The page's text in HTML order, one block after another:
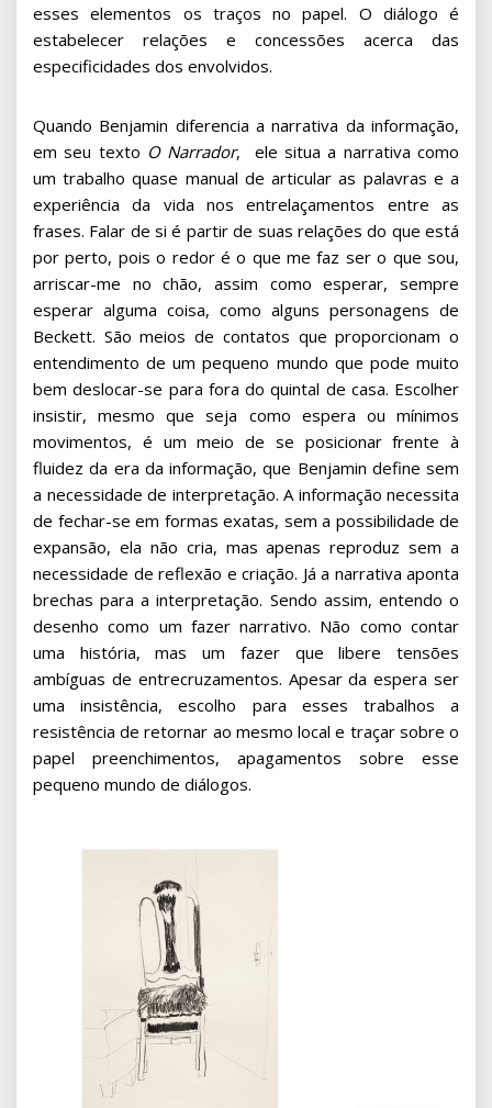
esses elementos os traços no papel. O diálogo é
estabelecer relações e concessões acerca das
especificidades dos envolvidos.
Quando Benjamin diferencia a narrativa da informação,
em seu texto O Narrador, ele situa a narrativa como
um trabalho quase manual de articular as palavras e a
experiência da vida nos entrelaçamentos entre as
frases. Falar de si é partir de suas relações do que está
por perto, pois o redor é o que me faz ser o que sou,
arriscar-me no chão, assim como esperar, sempre
esperar alguma coisa, como alguns personagens de
Beckett. São meios de contatos que proporcionam o
entendimento de um pequeno mundo que pode muito
bem deslocar-se para fora do quintal de casa. Escolher
insistir, mesmo que seja como espera ou mínimos
movimentos, é um meio de se posicionar frente à
fluidez da era da informação, que Benjamin define sem
a necessidade de interpretação. A informação necessita
de fechar-se em formas exatas, sem a possibilidade de
expansão, ela não cria, mas apenas reproduz sem a
necessidade de reflexão e criação. Já a narrativa aponta
brechas para a interpretação. Sendo assim, entendo o
desenho como um fazer narrativo. Não como contar
uma história, mas um fazer que libere tensões
ambíguas de entrecruzamentos. Apesar da espera ser
uma insistência, escolho para esses trabalhos a
resistência de retornar ao mesmo local e traçar sobre o
papel preenchimentos, apagamentos sobre esse
pequeno mundo de diálogos.